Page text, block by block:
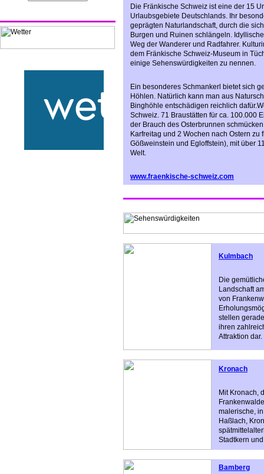
Die Fränkische Schweiz ist eine der 15
Urlaubsgebiete Deutschlands. Ihr
geprägten Naturlandschaft, durch die
Burgen und Ruinen schlängeln.
Weg der Wanderer und Radfahrer.
dem Fränkische Schweiz-Museum in
einige Sehenswürdigkeiten zu nennen.
Ein besonderes Schmankerl bietet sich
Höhlen. Natürlich kann man aus
Binghöhle entschädigen reichlich
Schweiz. 71 Braustätten für ca. 100.000
der Brauch des Osterbrunnen
Karfreitag und 2 Wochen nach Ostern
Gößweinstein und Egloffstein), mit über
Welt.
www.fraenkische-schweiz.com
Kulmbach
Die
Landschaft
von
stellen
ihren
Attraktion dar.
Kronach
Mit Kronach,
malerische,
Haßlach,
Stadtkern
Bamberg